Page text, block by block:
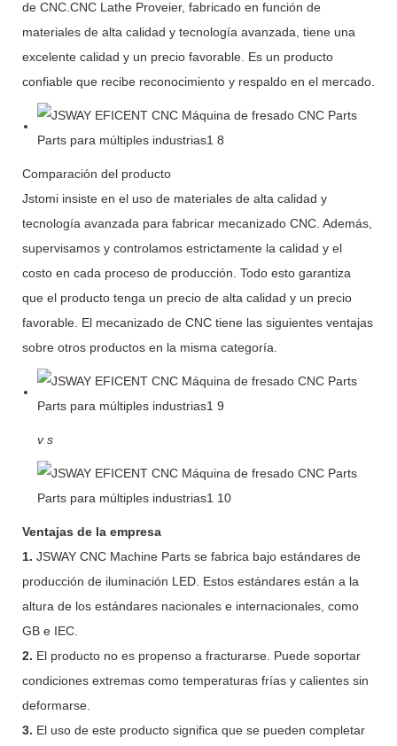
de CNC.CNC Lathe Proveier, fabricado en función de
materiales de alta calidad y tecnología avanzada, tiene una
excelente calidad y un precio favorable. Es un producto
confiable que recibe reconocimiento y respaldo en el mercado.
Comparación del producto
Jstomi insiste en el uso de materiales de alta calidad y
tecnología avanzada para fabricar mecanizado CNC. Además,
supervisamos y controlamos estrictamente la calidad y el
costo en cada proceso de producción. Todo esto garantiza
que el producto tenga un precio de alta calidad y un precio
favorable. El mecanizado de CNC tiene las siguientes ventajas
sobre otros productos en la misma categoría.
vs
Ventajas de la empresa
1. JSWAY CNC Machine Parts se fabrica bajo estándares de
producción de iluminación LED. Estos estándares están a la
altura de los estándares nacionales e internacionales, como
GB e IEC.
2. El producto no es propenso a fracturarse. Puede soportar
condiciones extremas como temperaturas frías y calientes sin
deformarse.
3. El uso de este producto significa que se pueden completar